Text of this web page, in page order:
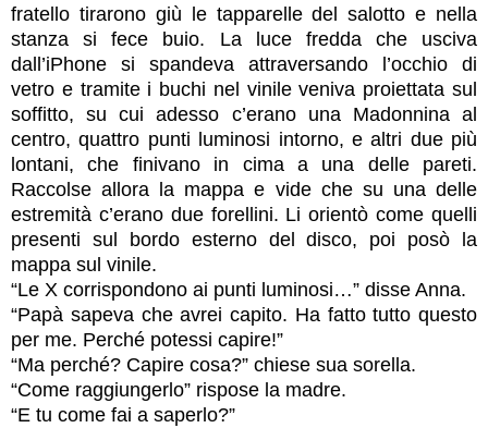
fratello tirarono giù le tapparelle del salotto e nella
stanza si fece buio. La luce fredda che usciva
dall’iPhone si spandeva attraversando l’occhio di
vetro e tramite i buchi nel vinile veniva proiettata sul
soffitto, su cui adesso c’erano una Madonnina al
centro, quattro punti luminosi intorno, e altri due più
lontani, che finivano in cima a una delle pareti.
Raccolse allora la mappa e vide che su una delle
estremità c’erano due forellini. Li orientò come quelli
presenti sul bordo esterno del disco, poi posò la
mappa sul vinile.
“Le X corrispondono ai punti luminosi…” disse Anna.
“Papà sapeva che avrei capito. Ha fatto tutto questo
per me. Perché potessi capire!”
“Ma perché? Capire cosa?” chiese sua sorella.
“Come raggiungerlo” rispose la madre.
“E tu come fai a saperlo?”